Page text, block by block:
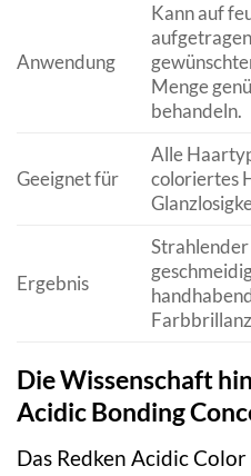
Anwendung
Kann auf
Menge
behandeln.
Geeignet für
Alle
coloriertes
Ergebnis
Die Wissenschaft
Acidic Bonding
Das Redken Acidic